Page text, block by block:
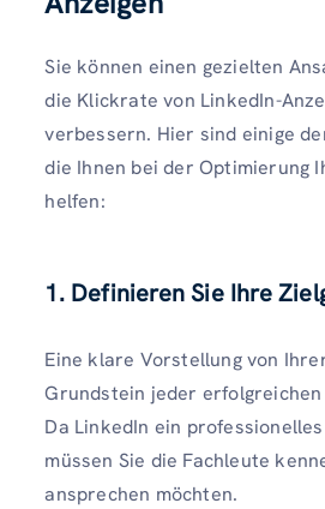
Sie können einen gezielten
die Klickrate von LinkedIn-
verbessern. Hier sind einige
die Ihnen bei der Optimierung
helfen:
1. Definieren Sie Ihre
Eine klare Vorstellung von
Grundstein jeder erfolgreichen
Da LinkedIn ein
müssen Sie die Fachleute
ansprechen möchten.